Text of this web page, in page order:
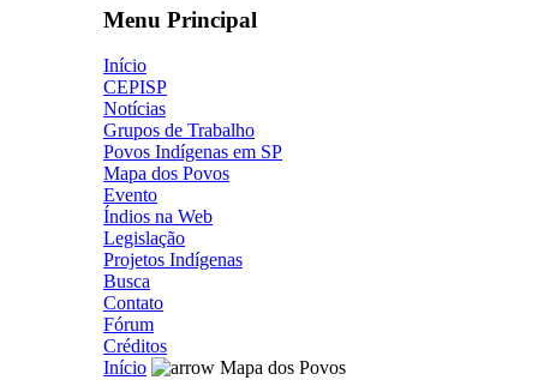
Menu Principal
Início
CEPISP
Notícias
Grupos de Trabalho
Povos Indígenas em SP
Mapa dos Povos
Evento
Índios na Web
Legislação
Projetos Indígenas
Busca
Contato
Fórum
Créditos
Início
Mapa dos Povos